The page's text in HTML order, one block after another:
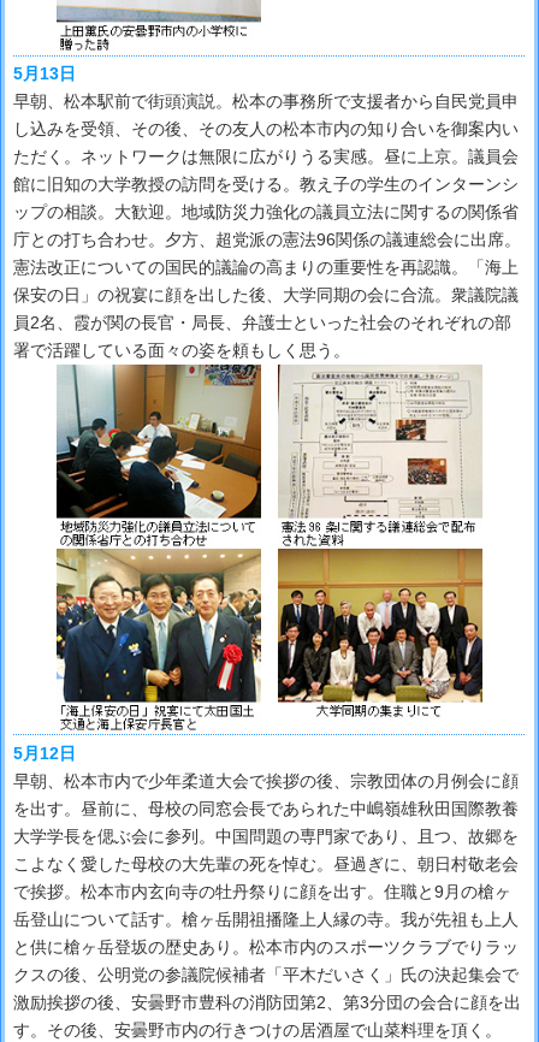
5月13日
早朝、松本駅前で街頭演説。松本の事務所で支援者から自民党員申
し込みを受領、その後、その友人の松本市内の知り合いを御案内い
ただく。ネットワークは無限に広がりうる実感。昼に上京。議員会
館に旧知の大学教授の訪問を受ける。教え子の学生のインターンシ
ップの相談。大歓迎。地域防災力強化の議員立法に関するの関係省
庁との打ち合わせ。夕方、超党派の憲法96関係の議連総会に出席。
憲法改正についての国民的議論の高まりの重要性を再認識。「海上
保安の日」の祝宴に顔を出した後、大学同期の会に合流。衆議院議
員2名、霞が関の長官・局長、弁護士といった社会のそれぞれの部
署で活躍している面々の姿を頼もしく思う。
5月12日
早朝、松本市内で少年柔道大会で挨拶の後、宗教団体の月例会に顔
を出す。昼前に、母校の同窓会長であられた中嶋嶺雄秋田国際教養
大学学長を偲ぶ会に参列。中国問題の専門家であり、且つ、故郷を
こよなく愛した母校の大先輩の死を悼む。昼過ぎに、朝日村敬老会
で挨拶。松本市内玄向寺の牡丹祭りに顔を出す。住職と9月の槍ヶ
岳登山について話す。槍ヶ岳開祖播隆上人縁の寺。我が先祖も上人
と供に槍ヶ岳登坂の歴史あり。松本市内のスポーツクラブでりラッ
クスの後、公明党の参議院候補者「平木だいさく」氏の決起集会で
激励挨拶の後、安曇野市豊科の消防団第2、第3分団の会合に顔を出
す。その後、安曇野市内の行きつけの居酒屋で山菜料理を頂く。